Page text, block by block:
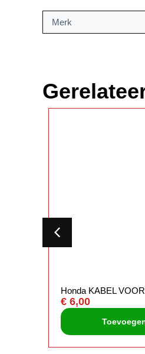
Merk
Honda KABEL
€ 6,00